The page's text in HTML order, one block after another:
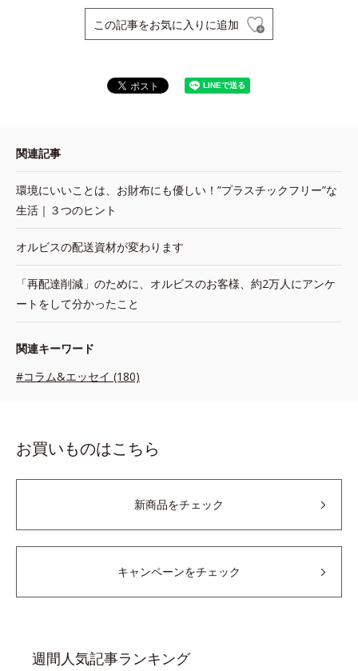
この記事をお気に入りに追加
関連記事
環境にいいことは、お財布にも優しい！”プラスチックフリー”な
生活｜３つのヒント
オルビスの配送資材が変わります
「再配達削減」のために、オルビスのお客様、約2万人にアンケ
ートをして分かったこと
関連キーワード
#コラム&エッセイ (180)
お買いものはこちら
新商品をチェック
キャンペーンをチェック
週間人気記事ランキング